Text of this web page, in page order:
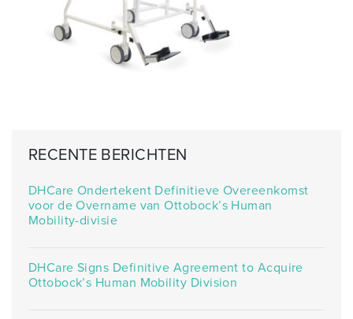
RECENTE BERICHTEN
DHCare Ondertekent Definitieve Overeenkomst
voor de Overname van Ottobock’s Human
Mobility-divisie
DHCare Signs Definitive Agreement to Acquire
Ottobock’s Human Mobility Division